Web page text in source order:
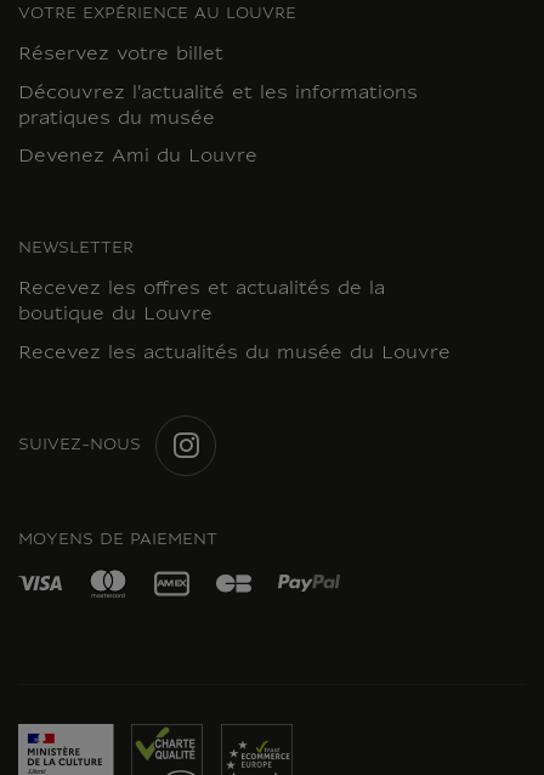
VOTRE EXPÉRIENCE AU LOUVRE
Réservez votre billet
Découvrez l'actualité et les informations
pratiques du musée
Devenez Ami du Louvre
NEWSLETTER
Recevez les offres et actualités de la
boutique du Louvre
Recevez les actualités du musée du Louvre
SUIVEZ-NOUS
MOYENS DE PAIEMENT